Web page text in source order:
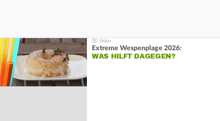
Extreme Wespenplage 2026:
WAS HILFT DAGEGEN?